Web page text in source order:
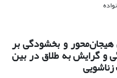
و بخشودگی بر
و گرایش به طلاق در بین